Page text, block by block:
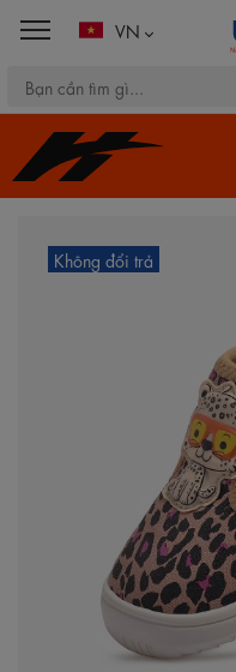
VN
Không đổi trả